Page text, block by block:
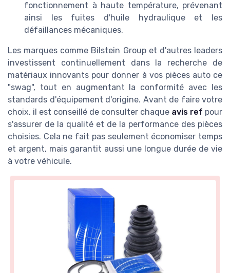
fonctionnement à haute température, prévenant
ainsi les fuites d'huile hydraulique et les
défaillances mécaniques.
Les marques comme Bilstein Group et d'autres leaders
investissent continuellement dans la recherche de
matériaux innovants pour donner à vos pièces auto ce
"swag", tout en augmentant la conformité avec les
standards d'équipement d'origine. Avant de faire votre
choix, il est conseillé de consulter chaque avis ref pour
s'assurer de la qualité et de la performance des pièces
choisies. Cela ne fait pas seulement économiser temps
et argent, mais garantit aussi une longue durée de vie
à votre véhicule.